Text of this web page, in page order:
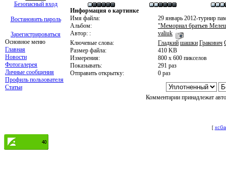
Безопасный вход
Востановить пароль
Зарегистрироваться
Основное меню
Главная
Новости
Фотогалерея
Личные сообщения
Профиль пользователя
Статьи
Информация о картинке
Имя файла:
29 январь 2012-турнир
Альбом:
"Мемориал братьев
Автор: :
valiuk
Ключевые слова:
Гладкий шашки Гракович
Размер файла:
410 KB
Измерения:
800 x 600 пикселов
Показывать:
291 раз
Отправить открытку:
0 раз
Комментарии принадлежат
[